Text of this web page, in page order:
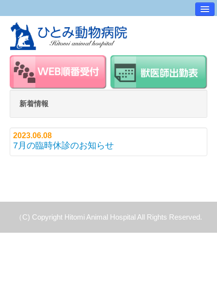
病院案内
交通アクセス
ワンポイントアドバイス
スタッフ紹介
求人・採用情報
新着情報
2023.06.08
7月の臨時休診のお知らせ
（C) Copyright Hitomi Animal Hospital All Rights Reserved.